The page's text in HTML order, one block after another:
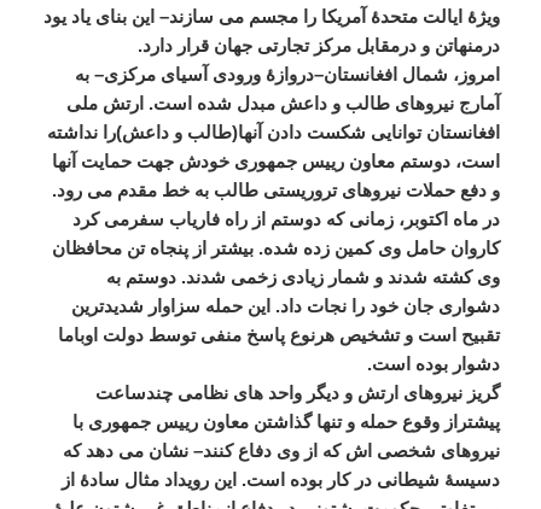
ویژۀ ایالت متحدۀ آمریکا را مجسم می سازند– این بنای یاد یود
درمنهاتن و درمقابل مرکز تجارتی جهان قرار دارد.
امروز، شمال افغانستان–دروازۀ ورودی آسیای مرکزی–به
آمارج نیروهای طالب و داعش مبدل شده است. ارتش ملی
افغانستان توانایی شکست دادن آنها(طالب و داعش)را
نداشته
است، دوستم معاون رییس جمهوری خودش جهت حمایت آنها
و دفع حملات نیروهای تروریستی طالب به خط مقدم می رود.
در ماه اکتوبر، زمانی که دوستم از راه فاریاب سفرمی کرد
کاروان حامل وی کمین زده شده.بیشتر از پنجاه تن محافظان
وی کشته شدند و شمار زیادی زخمی شدند.دوستم به
دشواری جان خود را نجات داد. این حمله سزاوار شدیدترین
تقبیح است و تشخیص هرنوع پاسخ منفی توسط دولت اوباما
دشوار بوده است.
گریز نیروهای ارتش و دیگر واحد های نظامی چندساعت
پیشتراز وقوع حمله و تنها گذاشتن معاون رییس جمهوری با
نیروهای شخصی اش که از وی دفاع کنند–نشان می دهد که
دسیسۀ شیطانی در کار بوده است. این رویداد مثال سادۀ از